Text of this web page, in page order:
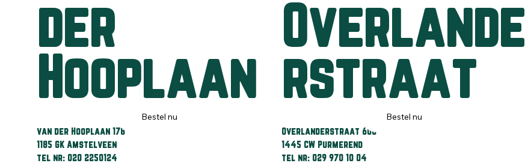
der
Hooplaan
van der Hooplaan 178
1185 GK Amstelveen
tel nr: 020 2250124
Bestel nu
Overlande
rstraat
Overlanderstraat 606
1445 CW Purmerend
tel nr: 029 970 10 04
Bestel nu